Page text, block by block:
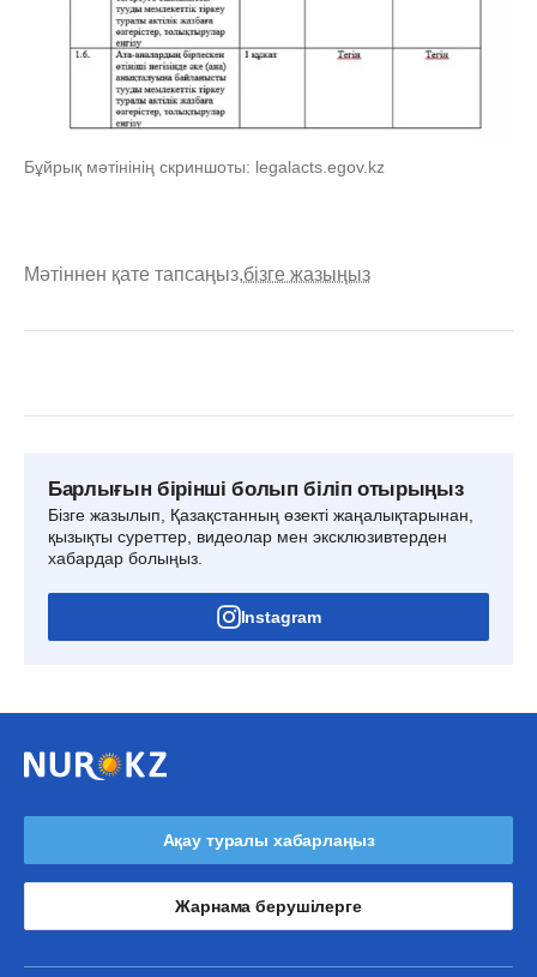
Бұйрық мәтінінің скриншоты: legalacts.egov.kz
Мәтіннен қате тапсаңыз,бізге жазыңыз
Барлығын бірінші болып біліп отырыңыз
Бізге жазылып, Қазақстанның өзекті жаңалықтарынан,
қызықты суреттер, видеолар мен эксклюзивтерден
хабардар болыңыз.
Instagram
Ақау туралы хабарлаңыз
Жарнама берушілерге